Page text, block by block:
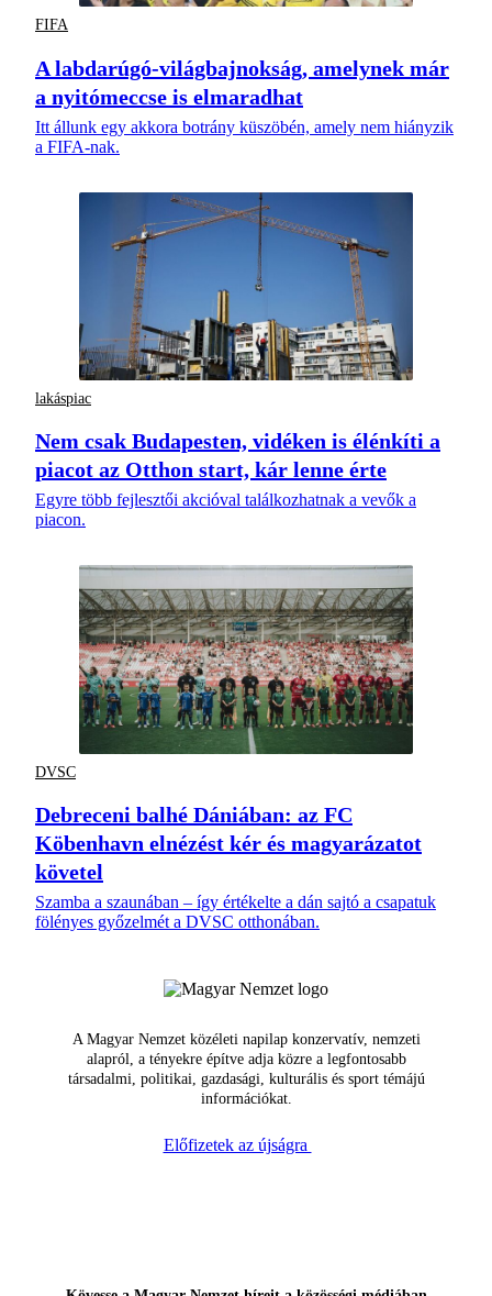
FIFA
A labdarúgó-világbajnokság, amelynek már
a nyitómeccse is elmaradhat
Itt állunk egy akkora botrány küszöbén, amely nem hiányzik
a FIFA-nak.
lakáspiac
Nem csak Budapesten, vidéken is élénkíti a
piacot az Otthon start, kár lenne érte
Egyre több fejlesztői akcióval találkozhatnak a vevők a
piacon.
DVSC
Debreceni balhé Dániában: az FC
Köbenhavn elnézést kér és magyarázatot
követel
Szamba a szaunában – így értékelte a dán sajtó a csapatuk
fölényes győzelmét a DVSC otthonában.
A Magyar Nemzet közéleti napilap konzervatív, nemzeti
alapról, a tényekre építve adja közre a legfontosabb
társadalmi, politikai, gazdasági, kulturális és sport témájú
információkat.
Előfizetek az újságra